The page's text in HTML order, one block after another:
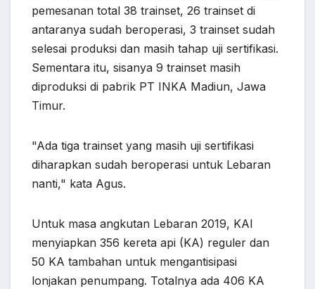
pemesanan total 38 trainset, 26 trainset di
antaranya sudah beroperasi, 3 trainset sudah
selesai produksi dan masih tahap uji sertifikasi.
Sementara itu, sisanya 9 trainset masih
diproduksi di pabrik PT INKA Madiun, Jawa
Timur.
"Ada tiga trainset yang masih uji sertifikasi
diharapkan sudah beroperasi untuk Lebaran
nanti," kata Agus.
Untuk masa angkutan Lebaran 2019, KAI
menyiapkan 356 kereta api (KA) reguler dan
50 KA tambahan untuk mengantisipasi
lonjakan penumpang. Totalnya ada 406 KA